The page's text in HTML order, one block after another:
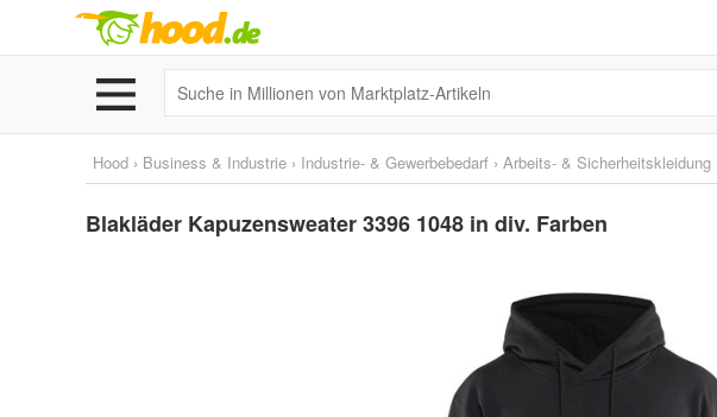
Hood › Business & Industrie › Industrie- & Gewerbebedarf › Arbeits- & Sicherheitskleidung
Blakläder Kapuzensweater 3396 1048 in div. Farben